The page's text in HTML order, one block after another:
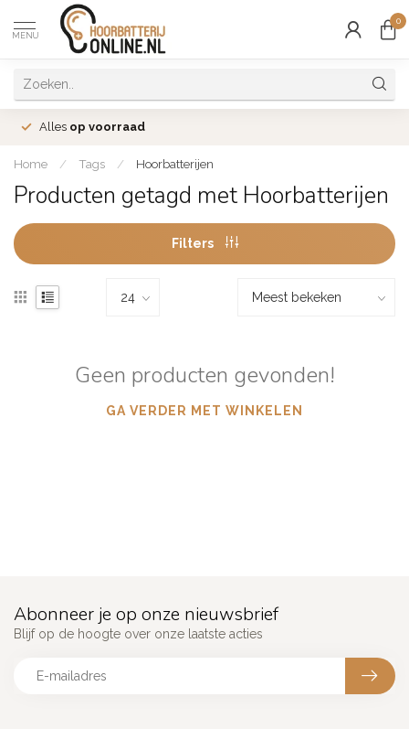
MENU
0
Alles op voorraad
Home / Tags / Hoorbatterijen
Producten getagd met Hoorbatterijen
Filters
Geen producten gevonden!
GA VERDER MET WINKELEN
Abonneer je op onze nieuwsbrief
Blijf op de hoogte over onze laatste acties